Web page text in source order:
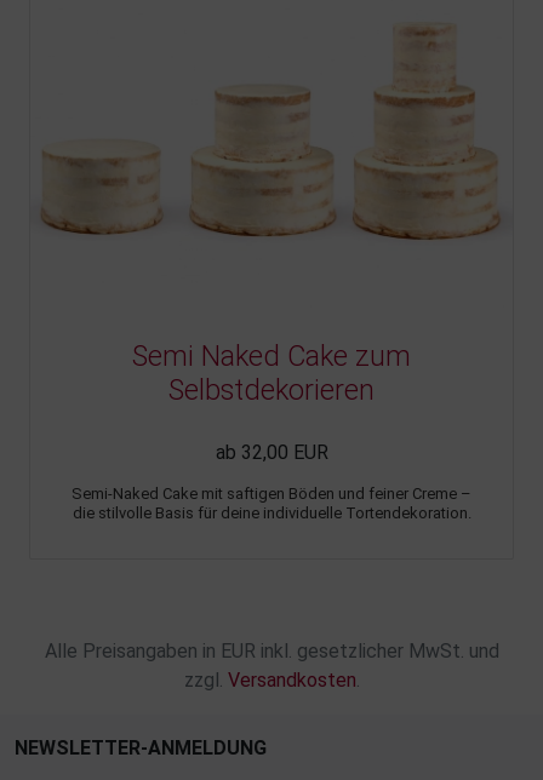
Semi Naked Cake zum
Selbstdekorieren
ab 32,00 EUR
Semi-Naked Cake mit saftigen Böden und feiner Creme –
die stilvolle Basis für deine individuelle Tortendekoration.
Alle Preisangaben in EUR inkl. gesetzlicher MwSt. und
zzgl. Versandkosten
NEWSLETTER-ANMELDUNG